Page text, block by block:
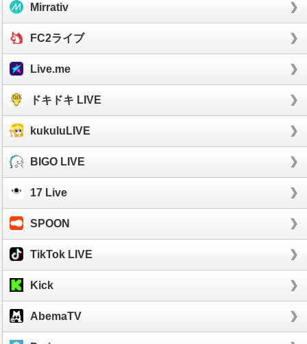
Mirrativ
FC2ライブ
Live.me
ドキドキ LIVE
kukuluLIVE
BIGO LIVE
17 Live
SPOON
TikTok LIVE
Kick
AbemaTV